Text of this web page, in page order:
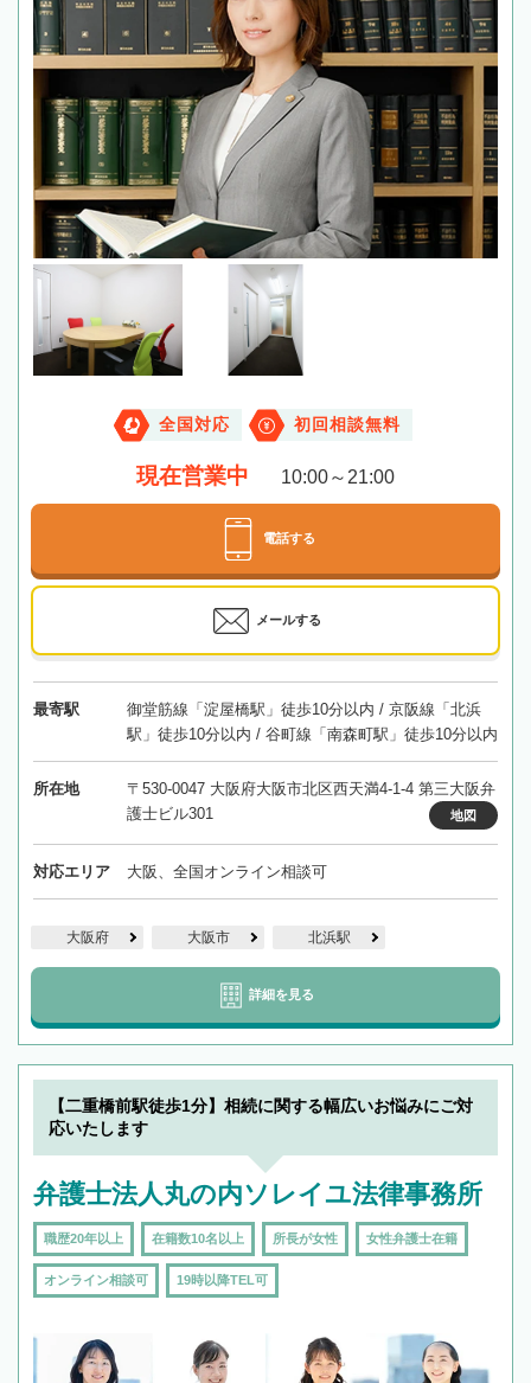
全国対応 初回相談無料
現在営業中 10:00～21:00
電話する
メールする
最寄駅
御堂筋線「淀屋橋駅」徒歩10分以内 / 京阪線「北浜
駅」徒歩10分以内 / 谷町線「南森町駅」徒歩10分以内
所在地
〒530-0047 大阪府大阪市北区西天満4-1-4 第三大阪弁
護士ビル301
地図
対応エリア 大阪、全国オンライン相談可
大阪府 大阪市 北浜駅
詳細を見る
【二重橋前駅徒歩1分】相続に関する幅広いお悩みにご対
応いたします
弁護士法人丸の内ソレイユ法律事務所
職歴20年以上 在籍数10名以上 所長が女性 女性弁護士在籍
オンライン相談可 19時以降TEL可